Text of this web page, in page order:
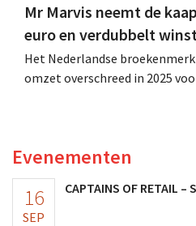
Mr Marvis neemt de
euro en verdubbelt winst
Het Nederlandse
omzet overschreed in 2025
Evenementen
16
SEP
CAPTAINS OF RETAIL –